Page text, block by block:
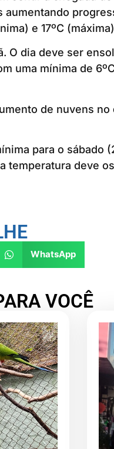
aumentando
e 17ºC
O dia deve ser
uma mínima de
de nuvens no
para o sábado
temperatura deve
WhatsApp
VOCÊ